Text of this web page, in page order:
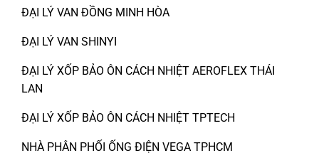
ĐẠI LÝ VAN ĐỒNG MINH HÒA
ĐẠI LÝ VAN SHINYI
ĐẠI LÝ XỐP BẢO ÔN CÁCH NHIỆT AEROFLEX THÁI
LAN
ĐẠI LÝ XỐP BẢO ÔN CÁCH NHIỆT TPTECH
NHÀ PHÂN PHỐI ỐNG ĐIỆN VEGA TPHCM